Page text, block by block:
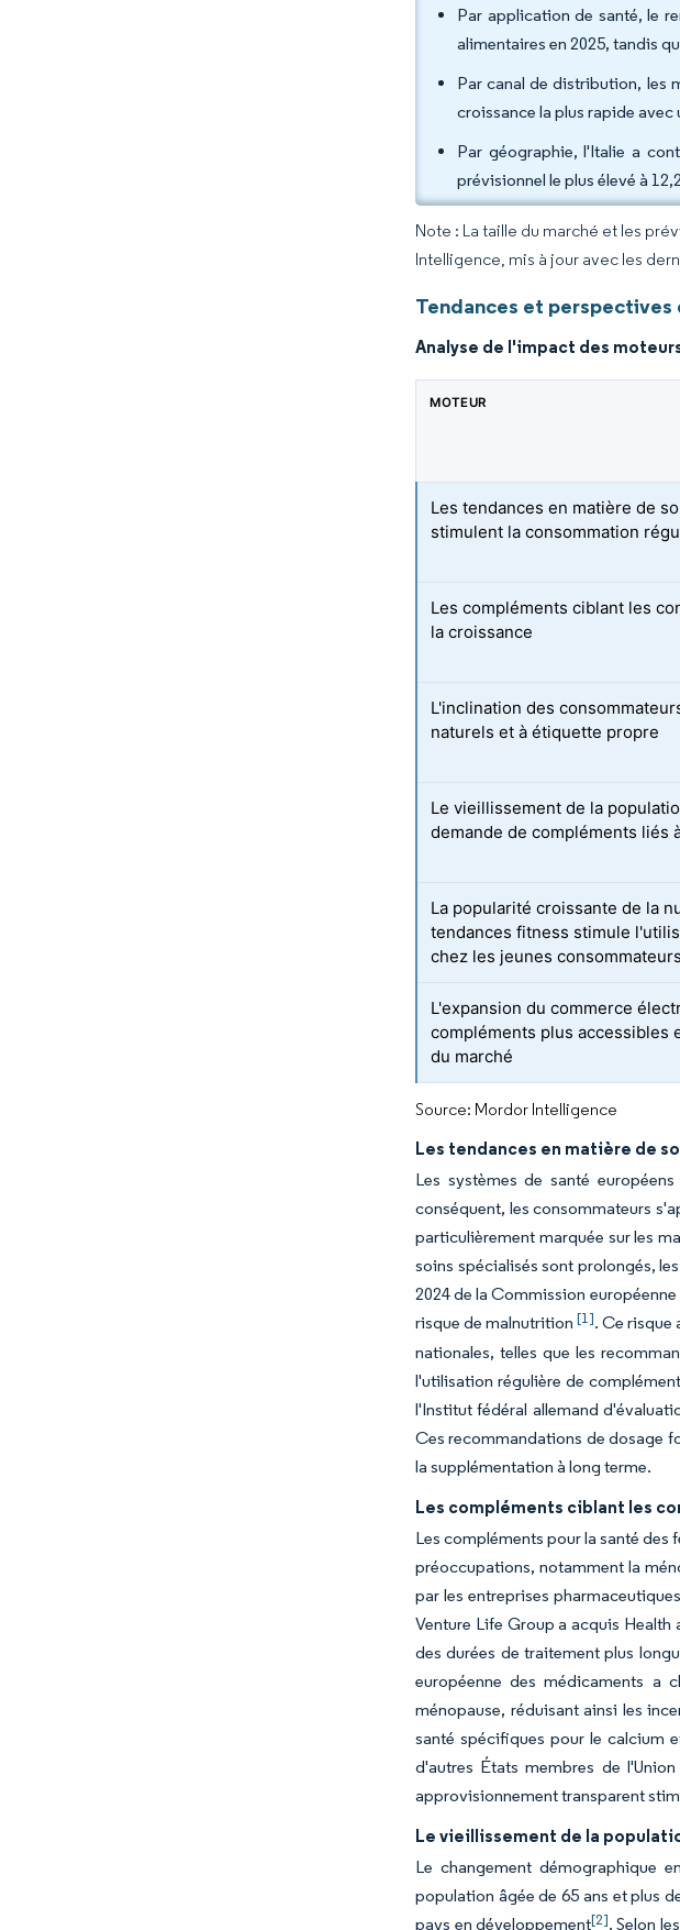
Par application de santé, le
alimentaires en 2025, tandis
Par canal de distribution, les
croissance la plus rapide avec
Par géographie, l'Italie a
prévisionnel le plus élevé à
Note : La taille du marché et les
Intelligence, mis à jour avec les
Tendances et
Analyse de l'impact des
MOTEUR
Les tendances en matière de
stimulent la consommation
Les compléments ciblant les
la croissance
L'inclination des
naturels et à étiquette propre
Le vieillissement de la
demande de compléments liés
La popularité croissante de la
tendances fitness stimule
chez les jeunes consommateurs
L'expansion du commerce
compléments plus accessibles
du marché
Source: Mordor Intelligence
Les tendances en matière de
Les systèmes de santé
conséquent, les consommateurs
particulièrement marquée sur les
soins spécialisés sont prolongés,
2024 de la Commission européenne
risque de malnutrition[1]. Ce risque
nationales, telles que les
l'utilisation régulière de
l'Institut fédéral allemand
Ces recommandations de dosage
la supplémentation à long terme.
Les compléments ciblant les
Les compléments pour la santé des
préoccupations, notamment la
par les entreprises
Venture Life Group a acquis
des durées de traitement plus
européenne des médicaments a
ménopause, réduisant ainsi les
santé spécifiques pour le calcium
d'autres États membres de
approvisionnement transparent
Le vieillissement de la
Le changement démographique
population âgée de 65 ans et plus
pays en développement[2]. Selon